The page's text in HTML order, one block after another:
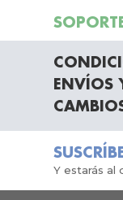
ENVÍOS
Y estarás al